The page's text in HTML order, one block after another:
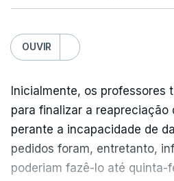
OUVIR
Inicialmente, os professores
para finalizar a reapreciação
perante a incapacidade de
pedidos foram, entretanto,
poderiam fazê-lo até quinta-